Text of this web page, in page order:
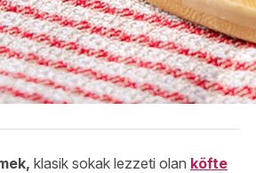
klasik sokak lezzeti olan köfte